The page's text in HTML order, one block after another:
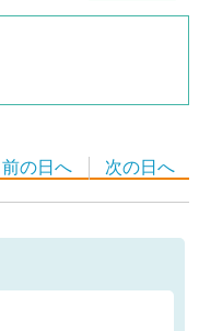
前の日へ 次の日へ